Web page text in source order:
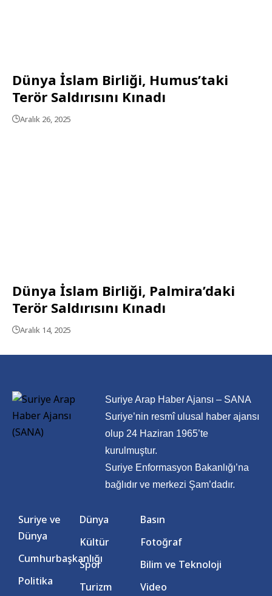
Dünya İslam Birliği, Humus’taki
Terör Saldırısını Kınadı
Aralık 26, 2025
Dünya İslam Birliği, Palmira’daki
Terör Saldırısını Kınadı
Aralık 14, 2025
Suriye Arap Haber Ajansı – SANA
Suriye’nin resmî ulusal haber ajansı
olup 24 Haziran 1965’te
kurulmuştur.
Suriye Enformasyon Bakanlığı’na
bağlıdır ve merkezi Şam’dadır.
Suriye ve
Dünya
Cumhurbaşkanlığı
Politika
Dünya
Kültür
Spor
Turizm
Basın
Fotoğraf
Bilim ve Teknoloji
Video